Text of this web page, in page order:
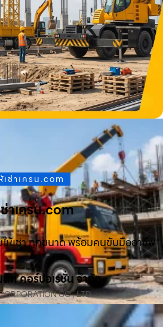
เช่าเครน.com
ช่าเครน.com
ห้เช่า ทุกขนาด พร้อมคนขับมืออาชีพ
ท คอร์ปอเรชั่น จำกัด
CO., LTD.